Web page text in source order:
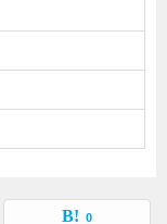
0